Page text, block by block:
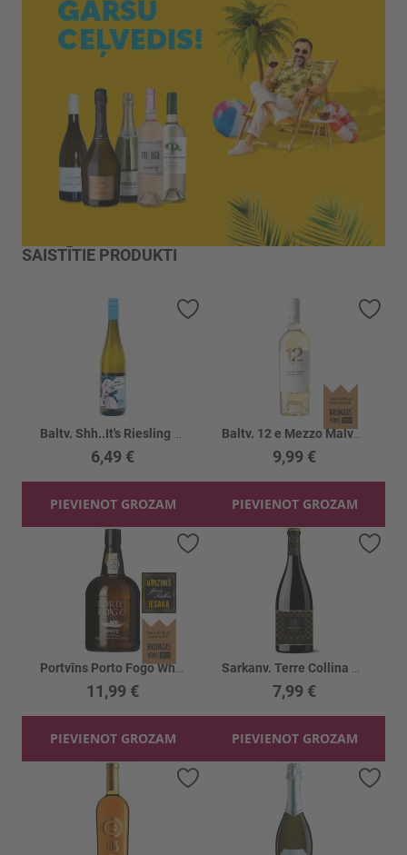
SAISTĪTIE PRODUKTI
6,49 €
PIEVIENOT GROZAM
Baltv. 12 e Mezzo Malvasia sel Salento 12.5%
9,99 €
PIEVIENOT GROZAM
Portvīns Porto Fogo White Port 20%
11,99 €
PIEVIENOT GROZAM
7,99 €
PIEVIENOT GROZAM
Pievienot vēlmju sarakstam